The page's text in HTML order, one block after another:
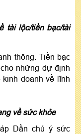
tài lộc/tiền bạc/tài
thông. Tiền bạc
những dự định
doanh về lĩnh
về sức khỏe
Dần chú ý sức